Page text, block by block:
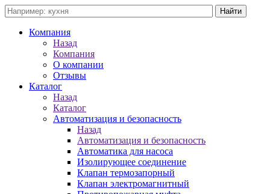
Компания
Назад
Компания
О компании
Отзывы
Каталог
Назад
Каталог
Автоматизация и безопасность
Назад
Автоматизация и безопасность
Автоматика для насоса
Изолирующее соединение
Клапан термозапорный
Клапан электромагнитный